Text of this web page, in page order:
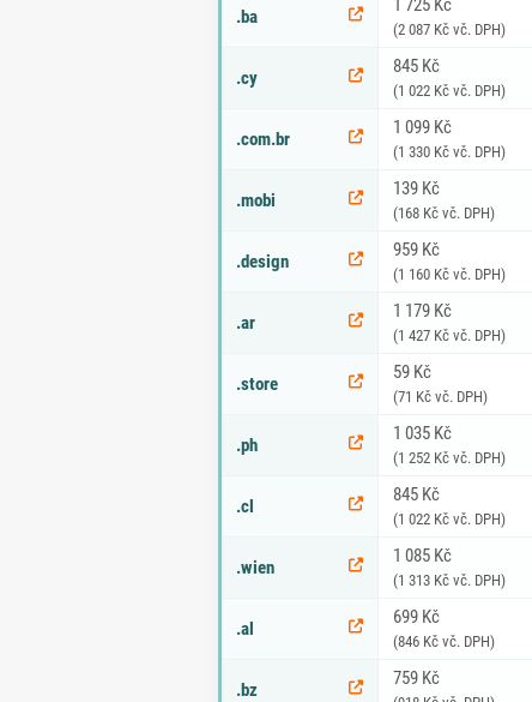
.ba
1 725 Kč
(2 087 Kč vč. DPH)
.cy
845 Kč
(1 022 Kč vč. DPH)
.com.br
1 099 Kč
(1 330 Kč vč. DPH)
.mobi
139 Kč
(168 Kč vč. DPH)
.design
959 Kč
(1 160 Kč vč. DPH)
.ar
1 179 Kč
(1 427 Kč vč. DPH)
.store
59 Kč
(71 Kč vč. DPH)
.ph
1 035 Kč
(1 252 Kč vč. DPH)
.cl
845 Kč
(1 022 Kč vč. DPH)
.wien
1 085 Kč
(1 313 Kč vč. DPH)
.al
699 Kč
(846 Kč vč. DPH)
.bz
759 Kč